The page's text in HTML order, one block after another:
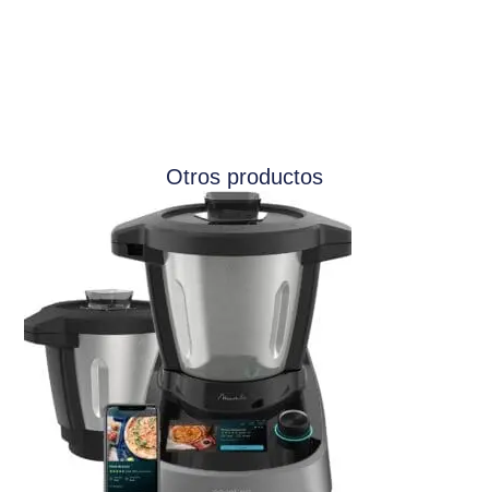
Otros productos